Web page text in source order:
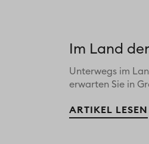
Im Land
Unterwegs im
erwarten Sie in
ARTIKEL LESEN